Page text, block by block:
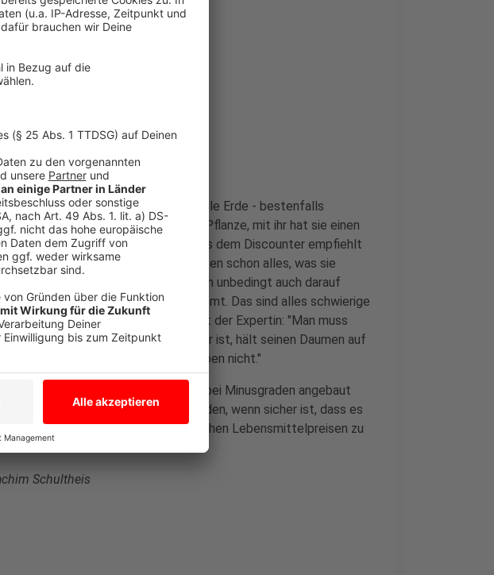
ist: zum Anbau braucht man spezielle Erde - bestenfalls
"Die Erde ist die Wurzel der Pflanze, mit ihr hat sie einen
Das bedeutet: Gartenerde aus dem Discounter empfiehlt
Anbau mit Jungpflanzen. "Die haben schon alles, was sie
man viel mehr aufpassen. Da muss ich unbedingt auch darauf
stimmen oder dass das Licht stimmt. Das sind alles schwierige
sollte Vorsicht gelten. Der Rat der Expertin: "Man muss
aber nicht zu viel. Wer sich unsicher ist, hält seinen Daumen auf
die Pflanze Wasser benötigt oder eben nicht."
Salat oder Kohlrabi können auch bei Minusgraden angebaut
Gurken sollten dann gepflanzt werden, wenn sicher ist, dass es
Zeitpunkt, ab spätestens Mai hohen Lebensmittelpreisen zu
Schultheis